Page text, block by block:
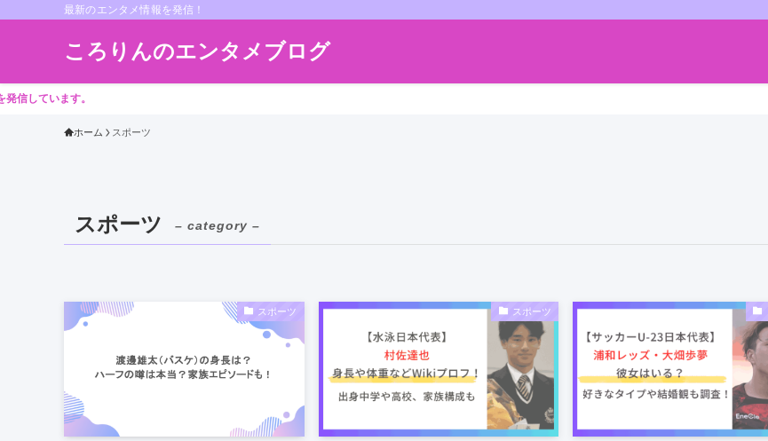
最新のエンタメ情報を発信！
ころりんのエンタメブログ
ます。
ホーム スポーツ
スポーツ – category –
スポーツ スポーツ